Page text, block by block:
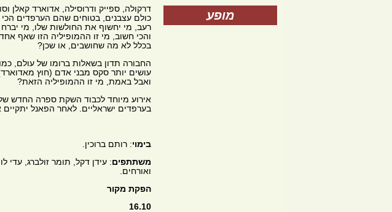
מופע
דרקולה, ספייק ודרוסילה, אדוארד קאלן
כולם עצבנים, בטוחים שהם הערפדים הכי
רעב, מי יחשוף את החולשות שלו, מי
והכי חשוב, מי זו ההמופיליה הזו שאף
בכלל לא מה שחושבים, או שכן?
החבורה תדון בשאלות ברומו של עולם,
עושים יותר סקס מבני אדם (חוץ
ואבל באמת, מי זו ההמופיליה הזאת?
אירוע מיוחד לכבוד השקת ספרה החדש
בערפדים ישראליים. לאחר הפאנל יתקיים
בימוי: רותם ברוכין.
משתתפים: עידן דקל, תומר זולברג, עדי
ואורחים.
הפקת מקור
16.10